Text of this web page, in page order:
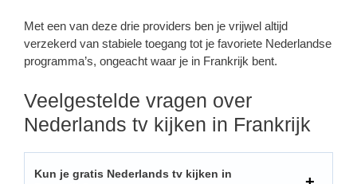
Met een van deze drie providers ben je vrijwel altijd
verzekerd van stabiele toegang tot je favoriete Nederlandse
programma’s, ongeacht waar je in Frankrijk bent.
Veelgestelde vragen over
Nederlands tv kijken in Frankrijk
Kun je gratis Nederlands tv kijken in